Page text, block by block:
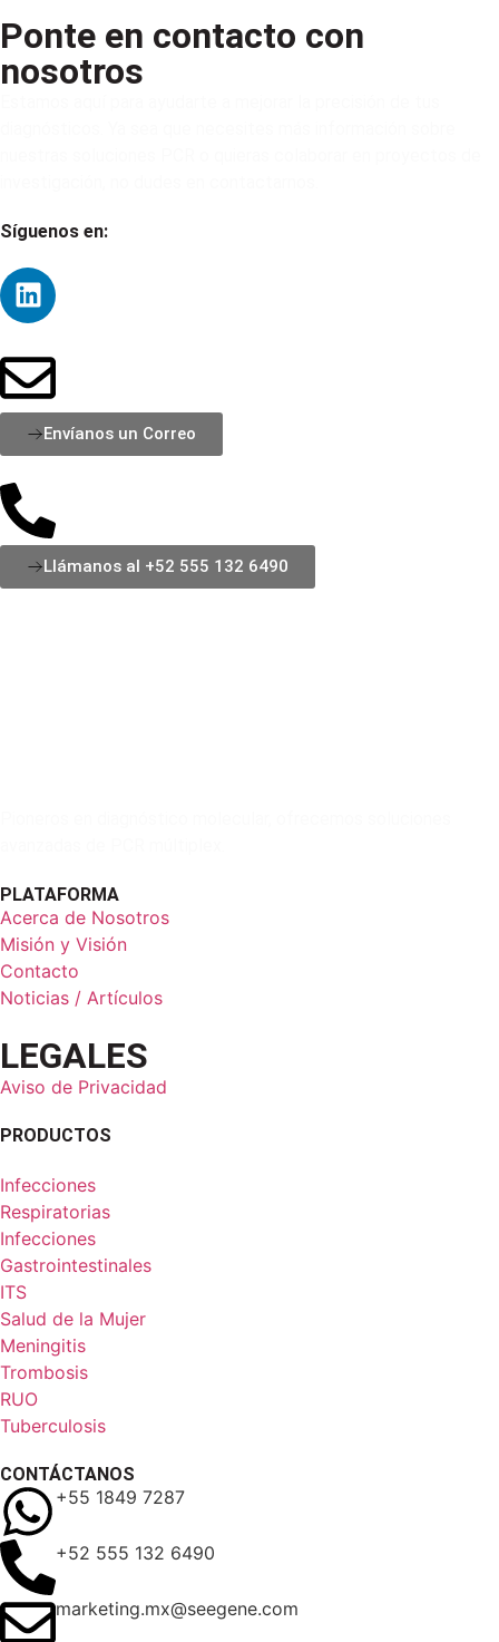
Ponte en contacto con
nosotros
Síguenos en:
Envíanos un Correo
Llámanos al +52 555 132 6490
PLATAFORMA
Acerca de Nosotros
Misión y Visión
Contacto
Noticias / Artículos
LEGALES
Aviso de Privacidad
PRODUCTOS
Infecciones
Respiratorias
Infecciones
Gastrointestinales
ITS
Salud de la Mujer
Meningitis
Trombosis
RUO
Tuberculosis
CONTÁCTANOS
+55 1849 7287
+52 555 132 6490
marketing.mx@seegene.com